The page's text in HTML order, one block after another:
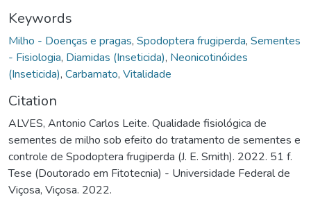
Keywords
Milho - Doenças e pragas, Spodoptera frugiperda, Sementes
- Fisiologia, Diamidas (Inseticida), Neonicotinóides
(Inseticida), Carbamato, Vitalidade
Citation
ALVES, Antonio Carlos Leite. Qualidade fisiológica de
sementes de milho sob efeito do tratamento de sementes e
controle de Spodoptera frugiperda (J. E. Smith). 2022. 51 f.
Tese (Doutorado em Fitotecnia) - Universidade Federal de
Viçosa, Viçosa. 2022.